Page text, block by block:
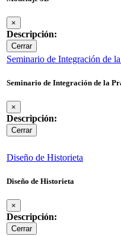
×
Descripción:
Cerrar
Seminario de Integración de
Seminario de Integración de la
×
Descripción:
Cerrar
Diseño de Historieta
Diseño de Historieta
×
Descripción:
Cerrar